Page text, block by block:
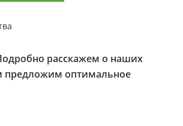
расскажем о наших
предложим оптимальное